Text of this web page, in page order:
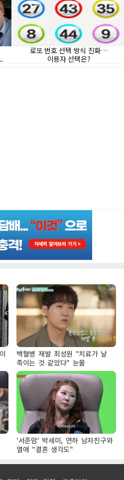
백혈병 재발 최성원 "치료가 날
죽이는 것 같았다" 눈물
'서준맘' 박세미, 연하 남자친구와
열애 "결혼 생각도"